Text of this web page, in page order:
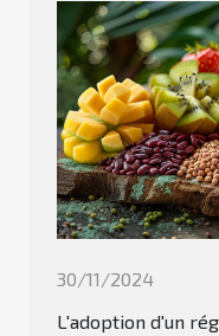
30/11/2024
L'adoption d'un